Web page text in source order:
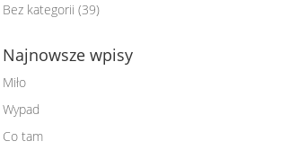
Bez kategorii (39)
Najnowsze wpisy
Miło
Wypad
Co tam